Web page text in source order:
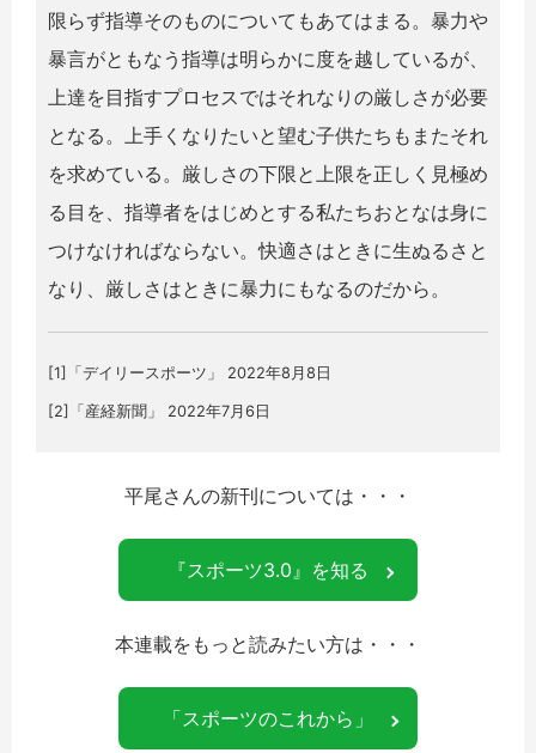
限らず指導そのものについてもあてはまる。暴力や
暴言がともなう指導は明らかに度を越しているが、
上達を目指すプロセスではそれなりの厳しさが必要
となる。上手くなりたいと望む子供たちもまたそれ
を求めている。厳しさの下限と上限を正しく見極め
る目を、指導者をはじめとする私たちおとなは身に
つけなければならない。快適さはときに生ぬるさと
なり、厳しさはときに暴力にもなるのだから。
[1]「デイリースポーツ」 2022年8月8日
[2]「産経新聞」 2022年7月6日
平尾さんの新刊については・・・
『スポーツ3.0』を知る
本連載をもっと読みたい方は・・・
「スポーツのこれから」